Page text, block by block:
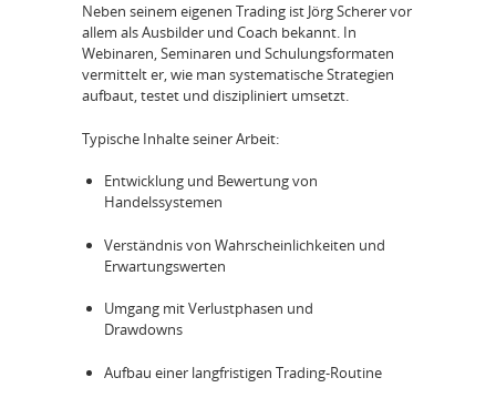
Neben seinem eigenen Trading ist Jörg Scherer vor
allem als Ausbilder und Coach bekannt. In
Webinaren, Seminaren und Schulungsformaten
vermittelt er, wie man systematische Strategien
aufbaut, testet und diszipliniert umsetzt.
Typische Inhalte seiner Arbeit:
Entwicklung und Bewertung von
Handelssystemen
Verständnis von Wahrscheinlichkeiten und
Erwartungswerten
Umgang mit Verlustphasen und
Drawdowns
Aufbau einer langfristigen Trading-Routine